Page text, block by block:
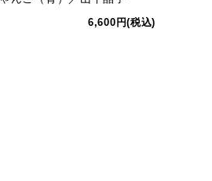
6,600円(税込)